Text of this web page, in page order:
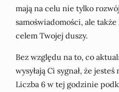
mają na celu nie tylko
samoświadomości, ale
celem Twojej duszy.
Bez względu na to, co
wysyłają Ci sygnał, że
Liczba 6 w tej godzinie